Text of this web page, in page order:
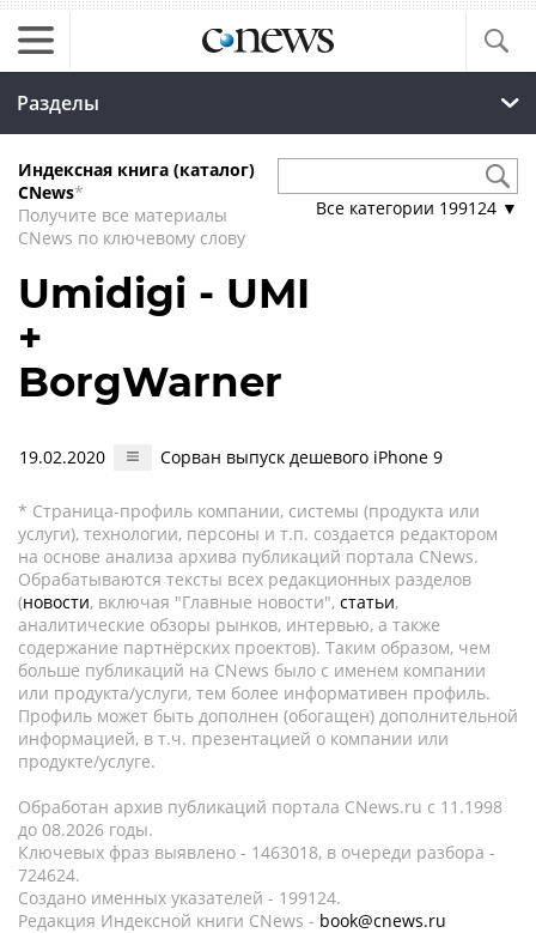
Разделы
Индексная книга (каталог)
CNews*
Получите все материалы
CNews по ключевому слову
Все категории 199124 ▼
Umidigi - UMI
+
BorgWarner
19.02.2020 Сорван выпуск дешевого iPhone 9
* Страница-профиль компании, системы (продукта или
услуги), технологии, персоны и т.п. создается редактором
на основе анализа архива публикаций портала CNews.
Обрабатываются тексты всех редакционных разделов
(новости, включая "Главные новости", статьи,
аналитические обзоры рынков, интервью, а также
содержание партнёрских проектов). Таким образом, чем
больше публикаций на CNews было с именем компании
или продукта/услуги, тем более информативен профиль.
Профиль может быть дополнен (обогащен) дополнительной
информацией, в т.ч. презентацией о компании или
продукте/услуге.
Обработан архив публикаций портала CNews.ru c 11.1998
до 08.2026 годы.
Ключевых фраз выявлено - 1463018, в очереди разбора -
724624.
Создано именных указателей - 199124.
Редакция Индексной книги CNews - book@cnews.ru